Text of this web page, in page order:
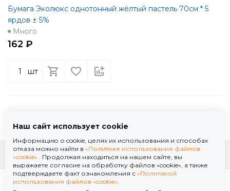
Бумага Эколюкс однотонный жёлтый пастель 70см * 5
ярдов ± 5%
Много
162 ₽
шт
К началу страницы
Политика обработки персональных данных
Политика использования файлов «cookie»
Наш сайт использует cookie
Информацию о cookie, целях их использования и способах
отказа можно найти в «Политике использования файлов
«cookie» . Продолжая находиться на нашем сайте, вы
выражаете согласие на обработку файлов «cookie», а также
подтверждаете факт ознакомления с «Политикой
использования файлов «cookie».